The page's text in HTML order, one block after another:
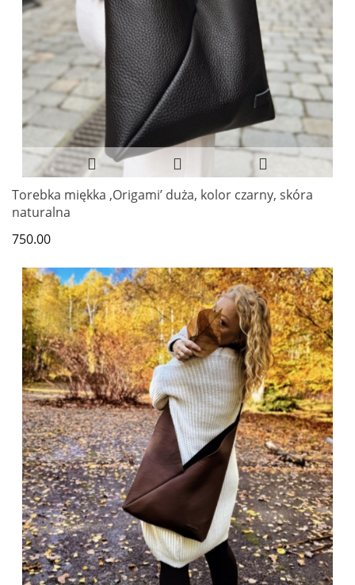
Torebka miękka ‚Origami’ duża, kolor czarny, skóra
naturalna
750.00